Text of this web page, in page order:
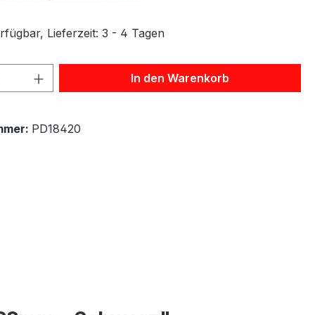
Lieferzeit: 3 - 4 Tagen
Anzahl: Gib den gewünschten Wert
In den Warenkorb
PD18420